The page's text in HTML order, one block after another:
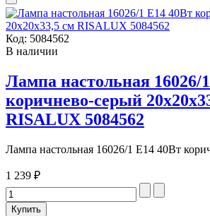
Код: 5084562
В наличии
Лампа настольная 16026/
коричнево-серый
RISALUX 5084562
Лампа настольная 16026/1 E14 40Вт
1 239 ₽